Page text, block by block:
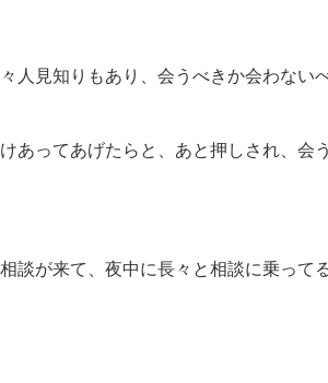
人見知りもあり、会うべきか会わない
あってあげたらと、あと押しされ、会
談が来て、夜中に長々と相談に乗って